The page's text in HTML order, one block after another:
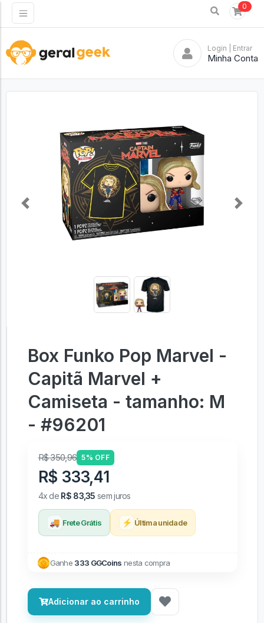
0
Login | Entrar
Minha Conta
Previous Next
Box Funko Pop Marvel -
Capitã Marvel +
Camiseta - tamanho: M
- #96201
R$ 350,96 5% OFF
R$ 333,41
4x de R$ 83,35 sem juros
🚚 Frete Grátis ⚡ Última unidade
Ganhe 333 GGCoins nesta compra
Adicionar ao carrinho